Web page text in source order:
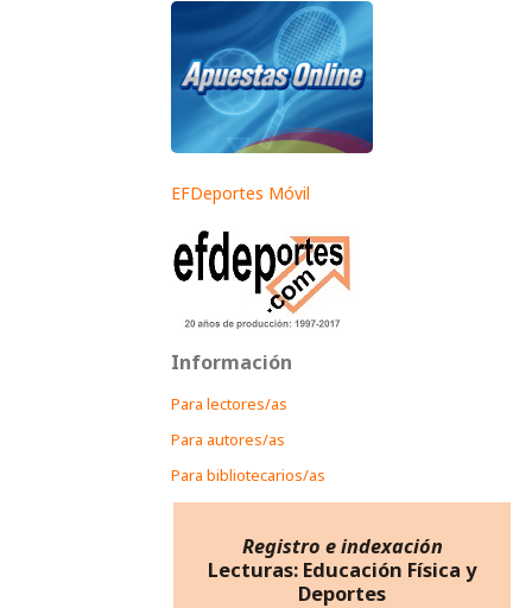
EFDeportes Móvil
Información
Para lectores/as
Para autores/as
Para bibliotecarios/as
Registro e indexación
Lecturas: Educación Física y
Deportes